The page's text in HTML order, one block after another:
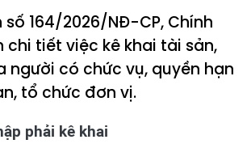
số 164/2026/NĐ-CP, Chính
chi tiết việc kê khai tài sản,
người có chức vụ, quyền hạn
tổ chức đơn vị.
phải kê khai